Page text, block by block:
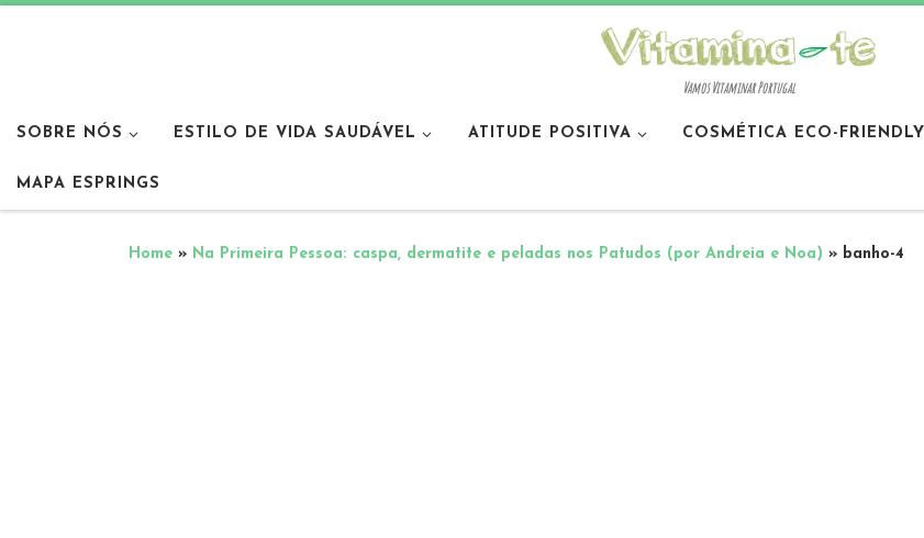
Vamos Vitaminar Portugal
SOBRE NÓS ESTILO DE VIDA SAUDÁVEL ATITUDE POSITIVA COSMÉTICA ECO-FRIENDLY
MAPA ESPRINGS
Home » Na Primeira Pessoa: caspa, dermatite e peladas nos Patudos (por Andreia e Noa) » banho-4